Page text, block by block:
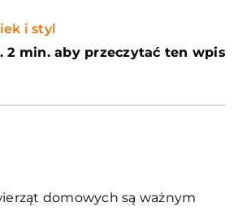
i styl
2 min. aby przeczytać ten wpis
domowych są ważnym